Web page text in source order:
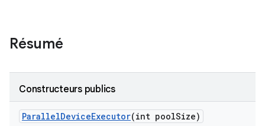
Résumé
Constructeurs publics
ParallelDeviceExecutor(int poolSize)